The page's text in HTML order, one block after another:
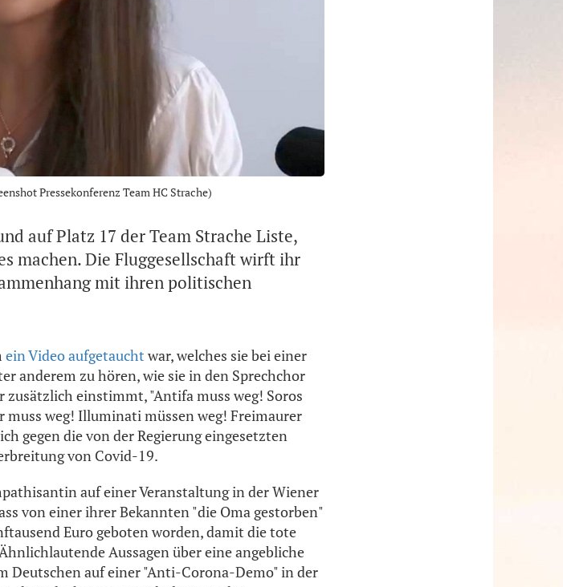
Pressekonferenz Team HC Strache)
auf Platz 17 der Team Strache Liste,
machen. Die Fluggesellschaft wirft ihr
mit ihren politischen
ein Video aufgetaucht war, welches sie bei einer
anderem zu hören, wie sie in den Sprechchor
einstimmt, "Antifa muss weg! Soros
muss weg! Illuminati müssen weg! Freimaurer
gegen die von der Regierung eingesetzten
von Covid-19.
auf einer Veranstaltung in der Wiener
von einer ihrer Bekannten "die Oma gestorben"
Euro geboten worden, damit die tote
Aussagen über eine angebliche
Deutschen auf einer "Anti-Corona-Demo" in der